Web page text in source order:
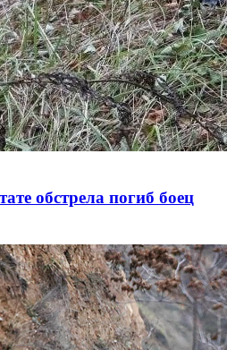
обстрела погиб боец